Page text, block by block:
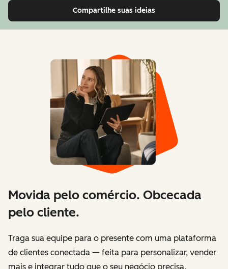
Compartilhe suas ideias
Movida pelo comércio. Obcecada
pelo cliente.
Traga sua equipe para o presente com uma plataforma
de clientes conectada — feita para personalizar, vender
mais e integrar tudo que o seu negócio precisa.